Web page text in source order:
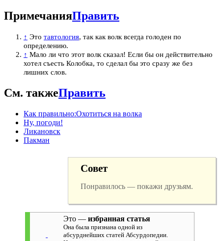
ПримечанияПравить
↑ Это тавтология, так как волк всегда голоден по
определению.
↑ Мало ли что этот волк сказал! Если бы он действительно
хотел съесть Колобка, то сделал бы это сразу же без
лишних слов.
См. такжеПравить
Как правильно:Охотиться на волка
Ну, погоди!
Ликановск
Пакман
Совет
Понравилось — покажи друзьям.
Это —избранная статья
Она была признана одной из
абсурднейших статей Абсурдопедии.